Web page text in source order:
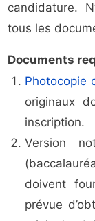
candidature.
tous les
Documents
Photocopie
originaux
inscription.
Version
doivent
prévue